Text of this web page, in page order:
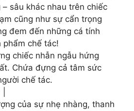
sâu khác nhau trên chiếc
cũng như sự cẩn trọng
đem đến những cá tính
phẩm chế tác!
chiếc nhẫn ngẫu hứng
Chứa đựng cả tâm sức
chế tác.
của sự nhẹ nhàng, thanh